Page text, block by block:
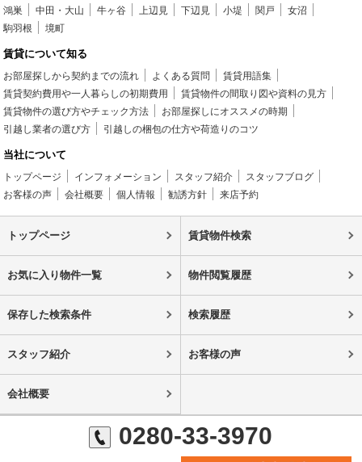
鴻巣
中田・大山 牛ヶ谷 上辺見 下辺見 小堤 関戸
女沼
駒羽根
境町
賃貸について知る
お部屋探しから契約までの流れ よくある質問
賃貸用語集
賃貸契約費用や一人暮らしの初期費用
賃貸物件の間取り図や資料の見方
賃貸物件の選び方やチェック方法
お部屋探しにオススメの時期
引越し業者の選び方
引越しの梱包の仕方や荷造りのコツ
当社について
トップページ インフォメーション スタッフ紹介
スタッフブログ
お客様の声
会社概要 個人情報 勧誘方針 来店予約
トップページ 賃貸物件検索
お気に入り物件一覧 物件閲覧履歴
保存した検索条件 検索履歴
スタッフ紹介 お客様の声
会社概要
0280-33-3970